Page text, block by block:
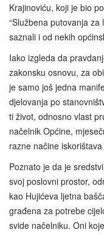
Krajinoviću, koji je bio
“Službena putovanja
saznali i od nekih
Iako izgleda da
zakonsku osnovu, za
je samo još jedna
djelovanja po
ti život, odnosno vlast
načelnik Općine,
razne načine
Poznato je da je
svoj poslovni prostor,
kao Hujićeva ljetna
građena za potrebe
svide načelniku. Oni